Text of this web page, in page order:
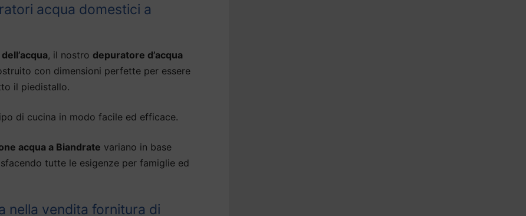
acqua domestici a
, il nostro depuratore d’acqua
con dimensioni perfette per essere
il piedistallo.
di cucina in modo facile ed efficace.
acqua a Biandrate variano in base
tutte le esigenze per famiglie ed
nella vendita fornitura di